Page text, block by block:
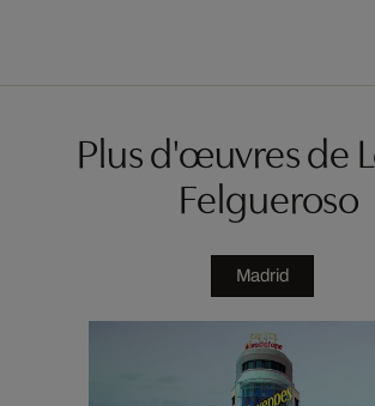
Plus d'œuvres de
Felgueroso
Madrid